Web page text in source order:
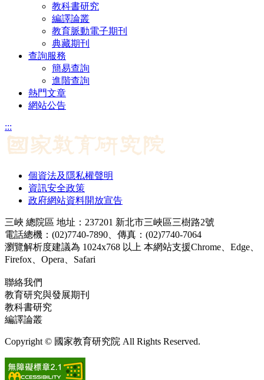
教科書研究
編譯論叢
教育脈動電子期刊
典藏期刊
查詢服務
簡易查詢
進階查詢
熱門文章
網站公告
:::
個資法及隱私權聲明
資訊安全政策
政府網站資料開放宣告
三峽 總院區 地址：237201 新北市三峽區三樹路2號
電話總機：(02)7740-7890、傳真：(02)7740-7064
瀏覽解析度建議為 1024x768 以上 本網站支援Chrome、Edge、
Firefox、Opera、Safari
聯絡我們
教育研究與發展期刊
教科書研究
編譯論叢
Copyright © 國家教育研究院 All Rights Reserved.